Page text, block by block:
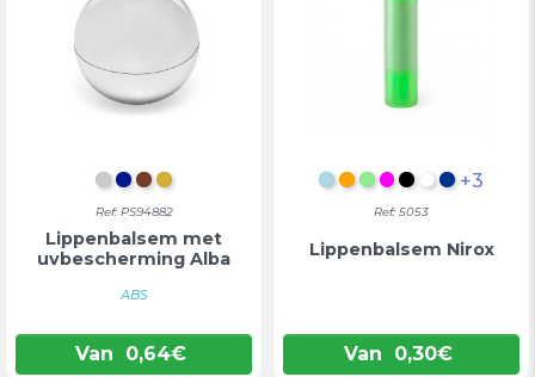
VERCHROOMD
KONINGSBLAUW
KOPER
GOUD
Ref: PS94882
Lippenbalsem met
uvbescherming Alba
ABS
Van 0,64€
LICHTBLAUW
ORANJE
LICHTGROEN
FUCHSIA
ZWART
WITBLAUW
+3
Ref: 5053
Lippenbalsem Nirox
Van 0,30€